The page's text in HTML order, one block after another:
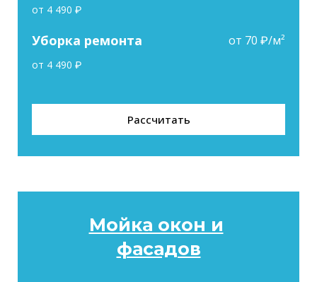
от 4 490 ₽
Уборка ремонта от 70 ₽/м²
от 4 490 ₽
Рассчитать
Мойка окон и
фасадов